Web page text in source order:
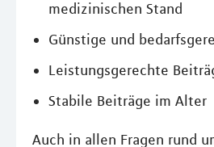
medizinischen Stand
Günstige und
Leistungsgerechte
Stabile Beiträge im Alter
Auch in allen Fragen rund